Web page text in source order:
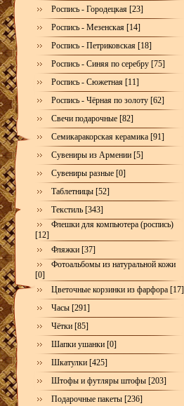
Роспись - Городецкая [23]
Роспись - Мезенская [14]
Роспись - Петриковская [18]
Роспись - Синяя по серебру [75]
Роспись - Сюжетная [11]
Роспись - Чёрная по золоту [62]
Свечи подарочные [82]
Семикаракорская керамика [91]
Сувениры из Армении [5]
Сувениры разные [0]
Таблетницы [52]
Текстиль [343]
Флешки для компьютера (роспись)
[12]
Фляжки [37]
Фотоальбомы из натуральной кожи
[0]
Цветочные корзинки из фарфора [17]
Часы [291]
Чётки [85]
Шапки ушанки [0]
Шкатулки [425]
Штофы и футляры штофы [203]
Подарочные пакеты [236]